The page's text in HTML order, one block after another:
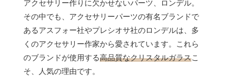
アクセサリー作りに欠かせないパーツ、ロンデル。
その中でも、アクセサリーパーツの有名ブランドで
あるアスフォー社やプレシオサ社のロンデルは、多
くのアクセサリー作家から愛されています。これら
のブランドが使用する高品質なクリスタルガラスこ
そ、人気の理由です。